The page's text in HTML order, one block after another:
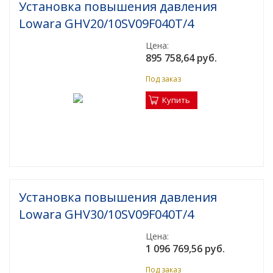
(установки)
конструкция, принцип действия, выбор
Водонагреватель для современного жилого
Подбор аккумуляторов холода для ЦОД
промышленного электрического
Установка повышения давления
Lowara GHV20/10SV09F040T/4
Цена:
895 758,64 руб.
Под заказ
Купить
Установка повышения давления
Lowara GHV30/10SV09F040T/4
Цена:
1 096 769,56 руб.
Под заказ